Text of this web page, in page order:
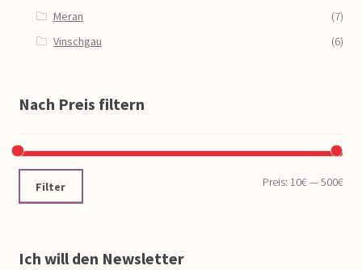
Meran
(7)
Vinschgau
(6)
Nach Preis filtern
Filter Preis: 10€—500€
Ich will den Newsletter